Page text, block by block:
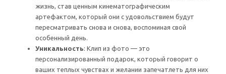
жизнь, став ценным кинематографическим
артефактом, который они с удовольствием будут
пересматривать снова и снова, воспоминая свой
особенный день.
Уникальность: Клип из фото — это
персонализированный подарок, который говорит о
ваших теплых чувствах и желании запечатлеть для них